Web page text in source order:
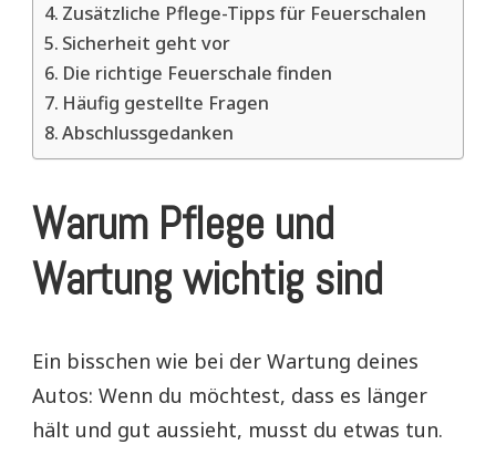
Zusätzliche Pflege-Tipps für Feuerschalen
Sicherheit geht vor
Die richtige Feuerschale finden
Häufig gestellte Fragen
Abschlussgedanken
Warum Pflege und
Wartung wichtig sind
Ein bisschen wie bei der Wartung deines
Autos: Wenn du möchtest, dass es länger
hält und gut aussieht, musst du etwas tun.